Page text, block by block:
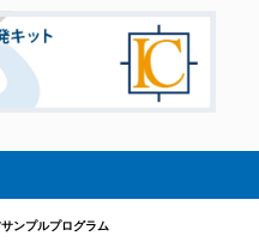
ンプルプログラム